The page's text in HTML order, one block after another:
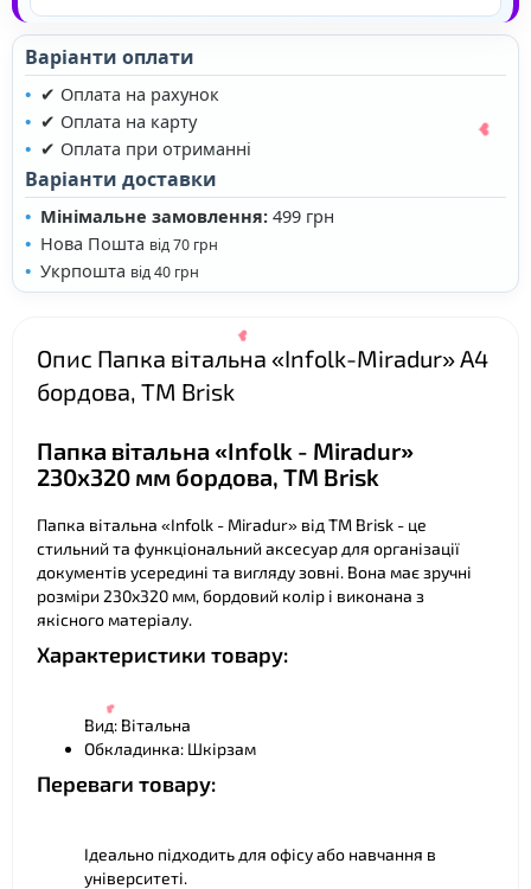
Варіанти оплати
✔ Оплата на рахунок
✔ Оплата на карту
✔ Оплата при отриманні
Варіанти доставки
Мінімальне замовлення: 499 грн
Нова Пошта від 70 грн
Укрпошта від 40 грн
Опис Папка вітальна «Infolk-Miradur» А4
бордова, ТМ Brisk
Папка вітальна «Infolk - Miradur»
230х320 мм бордова, ТМ Brisk
Папка вітальна «Infolk - Miradur» від ТМ Brisk - це
стильний та функціональний аксесуар для організації
документів усередині та вигляду зовні. Вона має зручні
розміри 230х320 мм, бордовий колір і виконана з
якісного матеріалу.
Характеристики товару:
Вид: Вітальна
Обкладинка: Шкірзам
Переваги товару:
Ідеально підходить для офісу або навчання в
університеті.